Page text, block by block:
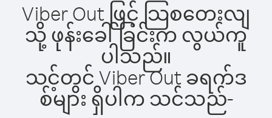
Viber Out ဖြင့် သြစတေးလျ
သို့ ဖုန်းခေါ်ခြင်းက လွယ်ကူ
ပါသည်။
သင့်တွင် Viber Out ခရက်ဒ
စ်များ ရှိပါက သင်သည်-